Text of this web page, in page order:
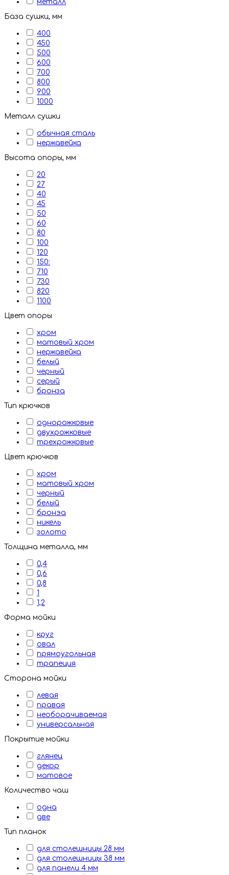
металл
База сушки, мм
400
450
500
600
700
800
900
1000
Металл сушки
обычная сталь
нержавейка
Высота опоры, мм
20
27
40
45
50
60
80
100
120
150:
710
730
820
1100
Цвет опоры
хром
матовый хром
нержавейка
белый
черный
серый
бронза
Тип крючков
однорожковые
двухрожковые
трехрожковые
Цвет крючков
хром
матовый хром
черный
белый
бронэа
никель
золото
Толщина металла, мм
0,4
0,6
0,8
1
1,2
Форма мойки
круг
овал
прямоугольная
трапеция
Сторона мойки
левая
правая
необорачиваемая
универсальная
Покрытие мойки
глянец
декор
матовое
Количество чаш
одна
две
Тип планок
для столешницы 28 мм
для столешницы 38 мм
для панели 4 мм